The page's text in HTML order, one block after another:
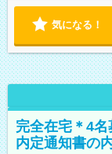
気になる！
完全在宅＊4名
内定通知書の